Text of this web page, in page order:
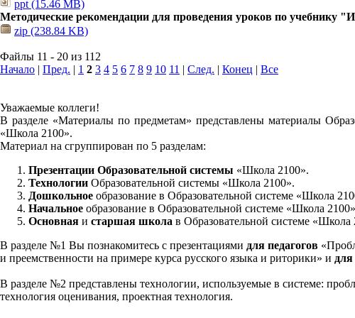
ppt (15.46 MB)
Методические рекомендации для проведения уроков по
zip (238.84 KB)
Файлы 11 - 20 из 112
Начало | Пред. | 1 2 3 4 5 6 7 8 9 10 11 | След. | Конец | Все
Уважаемые коллеги!
В разделе «Материалы по предметам» представлены материалы
«Школа 2100».
Материал на сгруппирован по 5 разделам:
Презентации Образовательной системы «Школа 2100».
Технологии Образовательной системы «Школа 2100».
Дошкольное образование в Образовательной системе «Школа
Начальное образование в Образовательной системе «Школа 2100»
Основная и старшая школа в Образовательной системе «Школа
В разделе №1 Вы познакомитесь с презентациями для педагогов
и преемственности на примере курса русского языка и риторики» и для
В разделе №2 представлены технологии, используемые в системе:
технология оценивания, проектная технология.